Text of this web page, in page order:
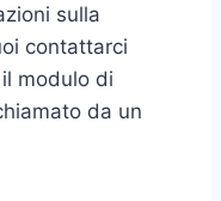
sulla
contattarci
modulo di
da un